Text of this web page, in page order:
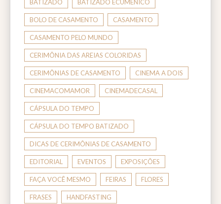
BATIZADO BATIZADO ECUMÊNICO
BOLO DE CASAMENTO CASAMENTO
CASAMENTO PELO MUNDO
CERIMÔNIA DAS AREIAS COLORIDAS
CERIMÔNIAS DE CASAMENTO CINEMA A DOIS
CINEMACOMAMOR CINEMADECASAL
CÁPSULA DO TEMPO
CÁPSULA DO TEMPO BATIZADO
DICAS DE CERIMÔNIAS DE CASAMENTO
EDITORIAL EVENTOS EXPOSIÇÕES
FAÇA VOCÊ MESMO FEIRAS FLORES
FRASES HANDFASTING